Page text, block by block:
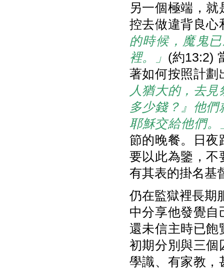
另一個極端，
控去做違背良心
的時候，魔鬼
裡。」 (約13:2)
著如何按照計劃
人猶大的，去
多少錢？』他
耶穌交給他們。
節的晚餐。日夜
要以此為鑒，不
有其表的掛名基
仍在監獄裡長期
中分享他發覺自
還未信主時已飽
初期分別與三個
學識、有家教，